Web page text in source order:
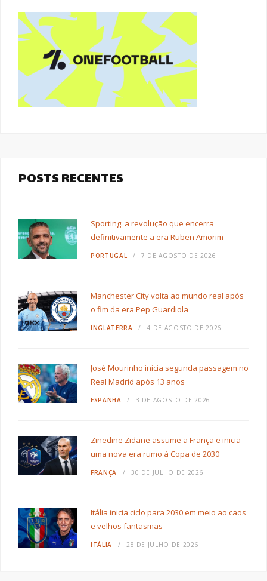
POSTS RECENTES
Sporting: a revolução que encerra
definitivamente a era Ruben Amorim
PORTUGAL 7 DE AGOSTO DE 2026
Manchester City volta ao mundo real após
o fim da era Pep Guardiola
INGLATERRA 4 DE AGOSTO DE 2026
José Mourinho inicia segunda passagem no
Real Madrid após 13 anos
ESPANHA 3 DE AGOSTO DE 2026
Zinedine Zidane assume a França e inicia
uma nova era rumo à Copa de 2030
FRANÇA 30 DE JULHO DE 2026
Itália inicia ciclo para 2030 em meio ao caos
e velhos fantasmas
ITÁLIA 28 DE JULHO DE 2026